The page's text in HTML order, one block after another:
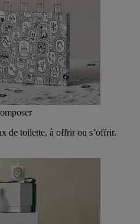
de toilette, à offrir ou s’offrir.